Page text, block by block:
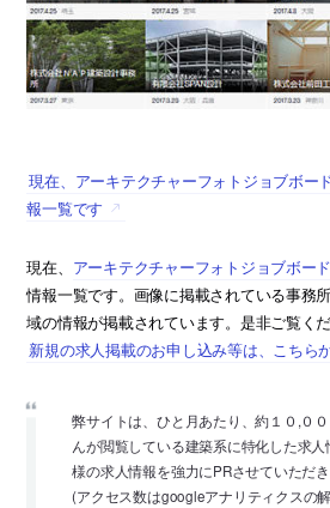
現在、アーキテクチャーフォトジョブボー
報一覧です
現在、 アーキテクチャーフォトジョブボード
情報一覧です。画像に掲載されている事務
域の情報が掲載されています。是非ご覧くだ
新規の求人掲載のお申し込み等は、こちら
弊サイトは、ひと月あたり、約１０,０
んが閲覧している建築系に特化した求
様の求人情報を強力にPRさせていただき
(アクセス数はgoogleアナリティクスの